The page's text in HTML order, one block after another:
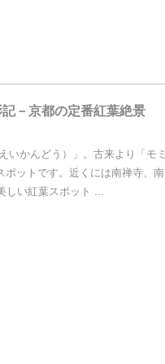
－京都の定番紅葉絶景
いかんどう）」。古来より「モミ
ポットです。近くには南禅寺、南
しい紅葉スポット ...